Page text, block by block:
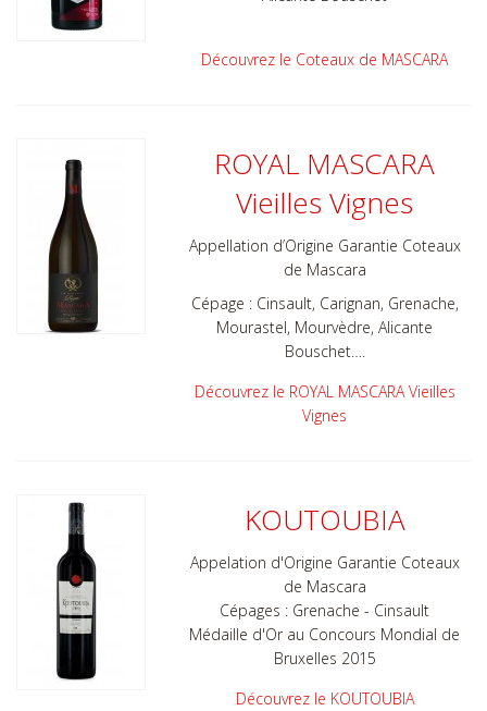
Découvrez le Coteaux de MASCARA
ROYAL MASCARA
Vieilles Vignes
Appellation d’Origine Garantie Coteaux
de Mascara
Cépage : Cinsault, Carignan, Grenache,
Mourastel, Mourvèdre, Alicante
Bouschet….
Découvrez le ROYAL MASCARA Vieilles
Vignes
KOUTOUBIA
Appelation d'Origine Garantie Coteaux
de Mascara
Cépages : Grenache - Cinsault
Médaille d'Or au Concours Mondial de
Bruxelles 2015
Découvrez le KOUTOUBIA